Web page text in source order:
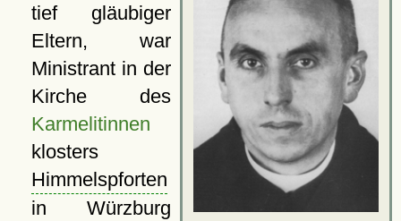
tief gläubiger
Eltern, war
Ministrant in der
Kirche des
Karmelitinnen
klosters
Himmelspforten
in Würzburg